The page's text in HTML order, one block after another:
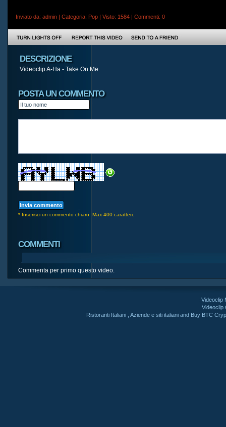
Inviato da: admin | Categoria: Pop | Visto: 1584 | Commenti: 0
DESCRIZIONE
Videoclip A-Ha - Take On Me
POSTA UN COMMENTO
* Inserisci un commento chiaro. Max 400 caratteri.
COMMENTI
Commenta per primo questo video.
Videoclip
Videoclip
Ristoranti Italiani ,Aziende e siti italiani and Buy BTC